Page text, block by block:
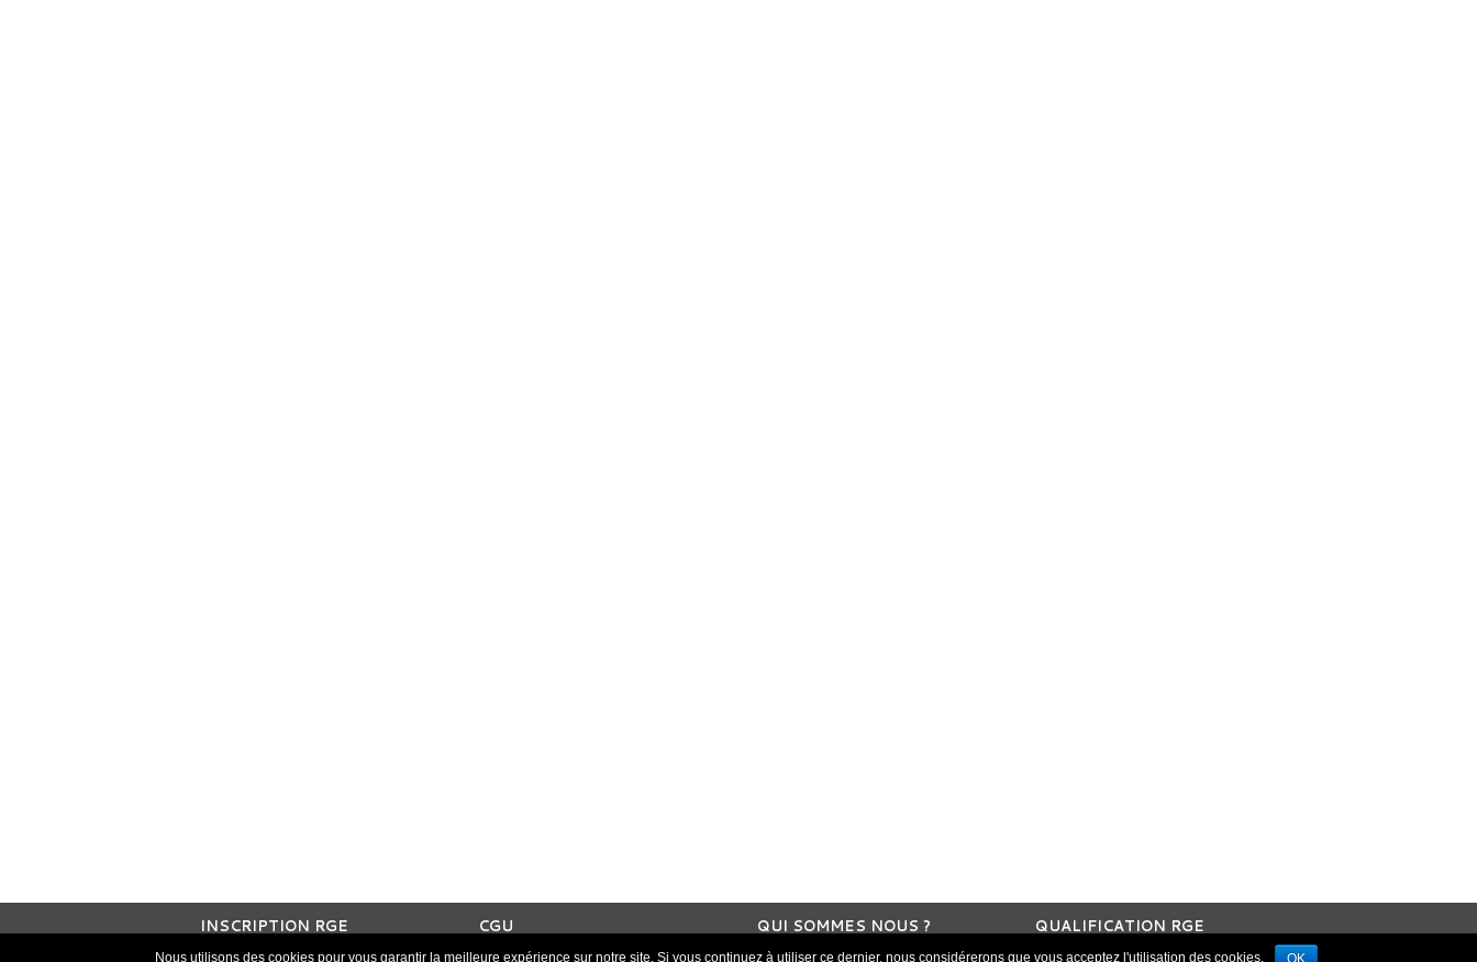
INSCRIPTION RGE CGU QUI SOMMES NOUS ? QUALIFICATION RGE
Nous utilisons des cookies pour vous garantir la meilleure expérience sur notre site. Si vous continuez à utiliser ce dernier, nous considérerons que vous acceptez l'utilisation des cookies. OK